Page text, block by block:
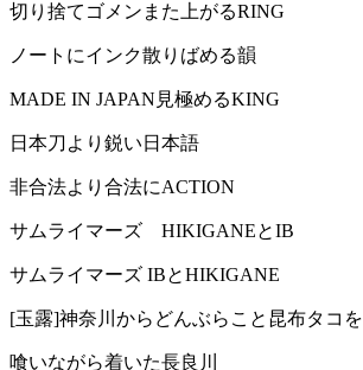
切り捨てゴメンまた上がるRING
ノートにインク散りばめる韻
MADE IN JAPAN見極めるKING
日本刀より鋭い日本語
非合法より合法にACTION
サムライマーズ HIKIGANEとIB
サムライマーズ IBとHIKIGANE
[玉露]神奈川からどんぶらこと昆布タコを
喰いながら着いた長良川